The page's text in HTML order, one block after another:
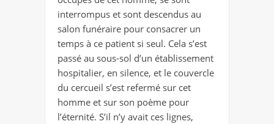
interrompus et sont descendus au
salon funéraire pour consacrer un
temps à ce patient si seul. Cela s’est
passé au sous-sol d’un établissement
hospitalier, en silence, et le couvercle
du cercueil s’est refermé sur cet
homme et sur son poème pour
l’éternité. S’il n’y avait ces lignes,